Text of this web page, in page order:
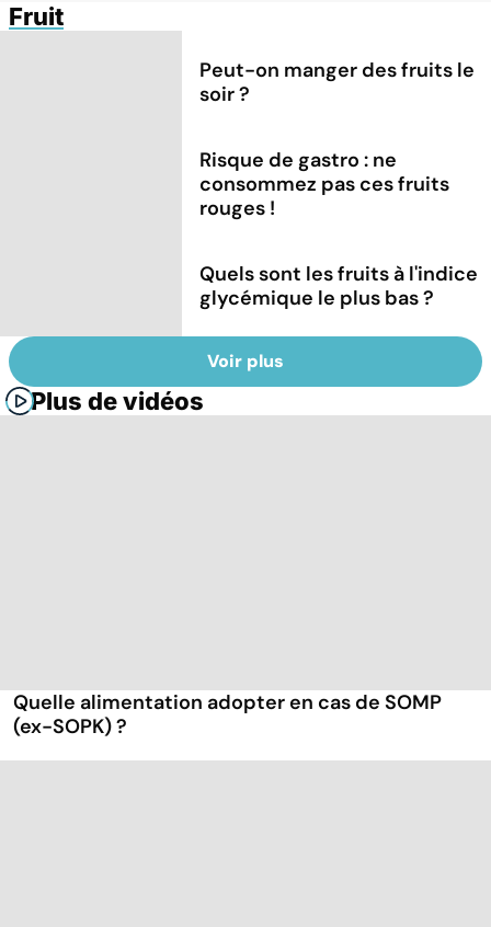
Fruit
Peut-on manger des fruits le
soir ?
Risque de gastro : ne
consommez pas ces fruits
rouges !
Quels sont les fruits à l'indice
glycémique le plus bas ?
Voir plus
Plus de vidéos
Quelle alimentation adopter en cas de SOMP
(ex-SOPK) ?